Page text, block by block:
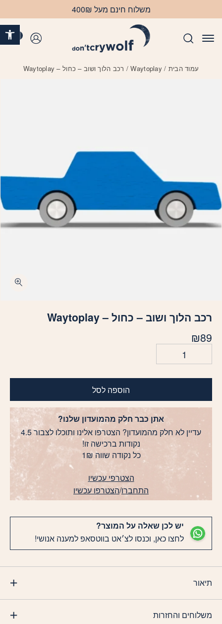
משלוח חינם מעל 400₪
עמוד הבית /
Waytoplay/ רכב הלוך ושוב – כחול – Waytoplay
רכב הלוך ושוב – כחול – Waytoplay
₪89
הוספה לסל
אתן כבר חלק מהמועדון שלנו?
עדיין לא חלק מהמועדון? הצטרפו אלינו ותוכלו לצבור 4.5
נקודות ברכישה זו!
כל נקודה שווה 1₪
הצטרפי עכשיו
התחברו/הצטרפו עכשיו
יש לכן שאלה על המוצר?
לחצו כאן, וכנסו לצ׳אט בווטסאפ למענה אנושי!
תיאור
משלוחים והחזרות